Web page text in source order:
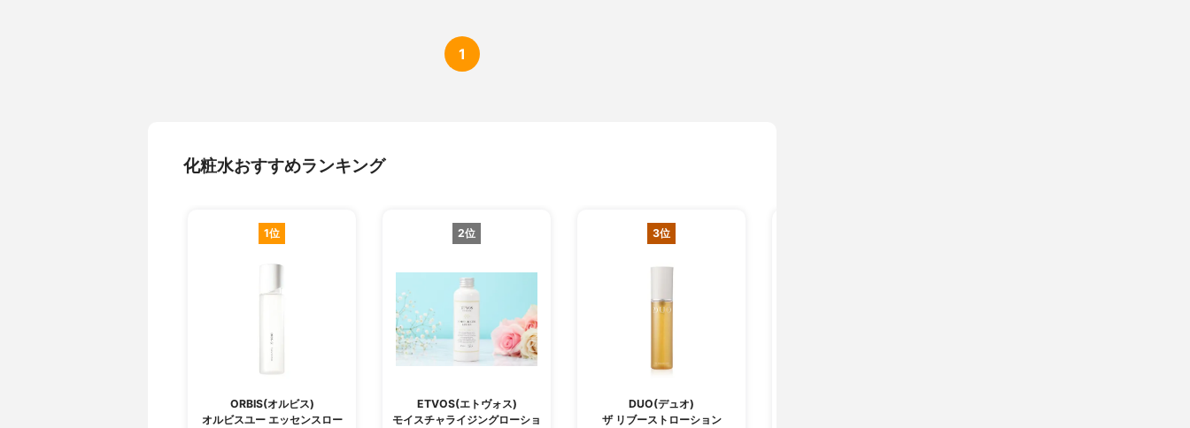
1
化粧水おすすめランキング
1位
ORBIS(オルビス)
オルビスユー エッセンスロー
2位
ETVOS(エトヴォス)
モイスチャライジングローショ
3位
DUO(デュオ)
ザ リブーストローション